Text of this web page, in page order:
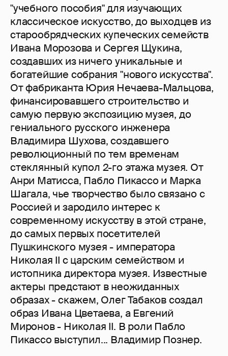
"учебного пособия" для изучающих
классическое искусство, до выходцев из
старообрядческих купеческих семейств
Ивана Морозова и Сергея Щукина,
создавших из ничего уникальные и
богатейшие собрания "нового искусства".
От фабриканта Юрия Нечаева-Мальцова,
финансировавшего строительство и
самую первую экспозицию музея, до
гениального русского инженера
Владимира Шухова, создавшего
революционный по тем временам
стеклянный купол 2-го этажа музея. От
Анри Матисса, Пабло Пикассо и Марка
Шагала, чье творчество было связано с
Россией и зародило интерес к
современному искусству в этой стране,
до самых первых посетителей
Пушкинского музея - императора
Николая II с царским семейством и
истопника директора музея. Известные
актеры предстают в неожиданных
образах - скажем, Олег Табаков создал
образ Ивана Цветаева, а Евгений
Миронов - Николая II. В роли Пабло
Пикассо выступил... Владимир Познер.